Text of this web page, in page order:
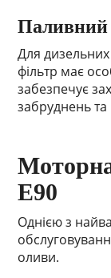
Паливний
Для
фільтр має
забезпечує
забруднень та
E90
Однією з
оливи.